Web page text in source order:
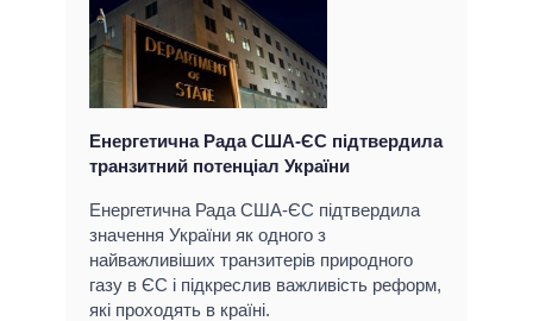
Енергетична Рада США-ЄС підтвердила
транзитний потенціал України
Енергетична Рада США-ЄС підтвердила
значення України як одного з
найважливіших транзитерів природного
газу в ЄС і підкреслив важливість реформ,
які проходять в країні.